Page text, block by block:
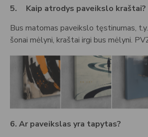
5.
Kaip atrodys paveikslo kraštai?
Bus matomas paveikslo tęstinumas,
šonai mėlyni, kraštai irgi bus mėlyni.
6. Ar paveikslas yra tapytas?